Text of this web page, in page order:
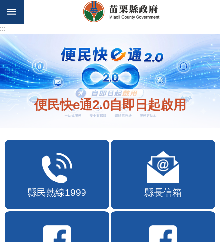
跳到主要內容區塊
:::
:::
便民快e通2.0自即日起啟用
縣民熱線1999 縣長信箱